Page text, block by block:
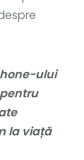
ului
la viață